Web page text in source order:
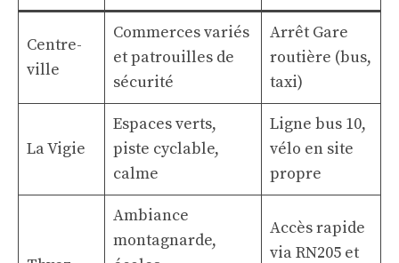
Centre-
ville
Commerces variés
et patrouilles de
sécurité
Arrêt Gare
routière (bus,
taxi)
La Vigie
Espaces verts,
piste cyclable,
calme
Ligne bus 10,
vélo en site
propre
Ambiance
montagnarde,
Accès rapide
via RN205 et